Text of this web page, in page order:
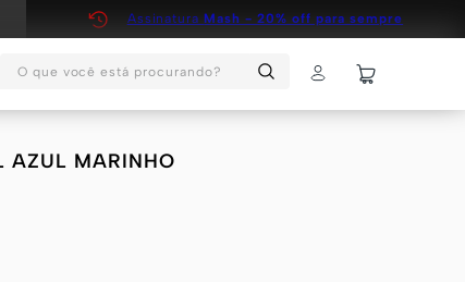
Assinatura Mash - 20% off para sempre
O que você está procurando?
AZUL MARINHO